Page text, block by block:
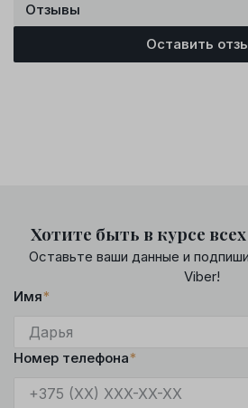
Отзывы
Оставить
Хотите быть в курсе
Оставьте ваши данные и
Viber!
Имя*
Номер телефона*